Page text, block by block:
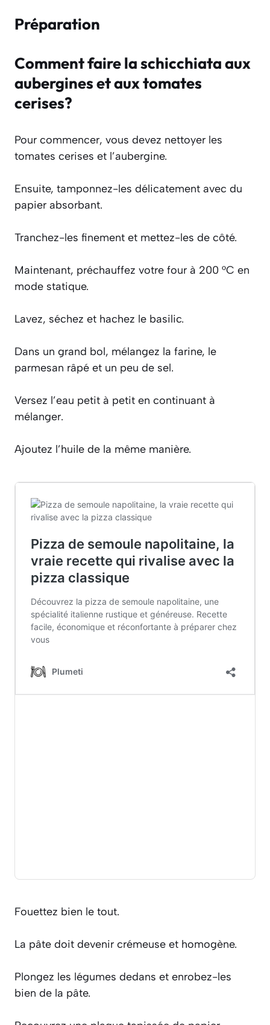
Préparation
Comment faire la schicchiata aux
aubergines et aux tomates
cerises?
Pour commencer, vous devez nettoyer les
tomates cerises et l’aubergine.
Ensuite, tamponnez-les délicatement avec du
papier absorbant.
Tranchez-les finement et mettez-les de côté.
Maintenant, préchauffez votre four à 200 °C en
mode statique.
Lavez, séchez et hachez le basilic.
Dans un grand bol, mélangez la farine, le
parmesan râpé et un peu de sel.
Versez l’eau petit à petit en continuant à
mélanger.
Ajoutez l’huile de la même manière.
Fouettez bien le tout.
La pâte doit devenir crémeuse et homogène.
Plongez les légumes dedans et enrobez-les
bien de la pâte.